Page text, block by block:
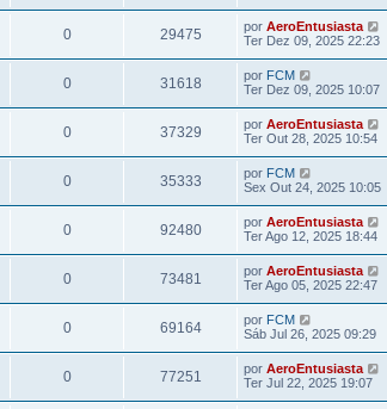
0 29475 por AeroEntusiasta
Ter Dez 09, 2025 22:23
0 31618 por FCM
Ter Dez 09, 2025 10:07
0 37329 por AeroEntusiasta
Ter Out 28, 2025 10:54
0 35333 por FCM
Sex Out 24, 2025 10:05
0 92480 por AeroEntusiasta
Ter Ago 12, 2025 18:44
0 73481 por AeroEntusiasta
Ter Ago 05, 2025 22:47
0 69164 por FCM
Sáb Jul 26, 2025 09:29
0 77251 por AeroEntusiasta
Ter Jul 22, 2025 19:07